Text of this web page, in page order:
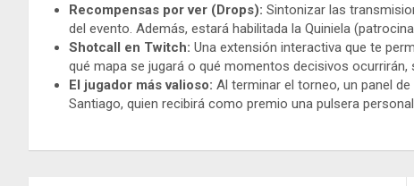
Recompensas por ver (Drops): Sintonizar las
del evento. Además, estará habilitada la Quiniela
Shotcall en Twitch: Una extensión interactiva que te
qué mapa se jugará o qué momentos decisivos
El jugador más valioso: Al terminar el torneo, un panel
Santiago, quien recibirá como premio una pulsera